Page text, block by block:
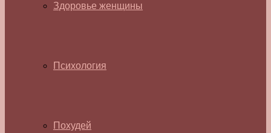
Здоровье женщины
Психология
Похудей